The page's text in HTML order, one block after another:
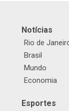
Notícias
Rio de
Brasil
Mundo
Economia
Esportes